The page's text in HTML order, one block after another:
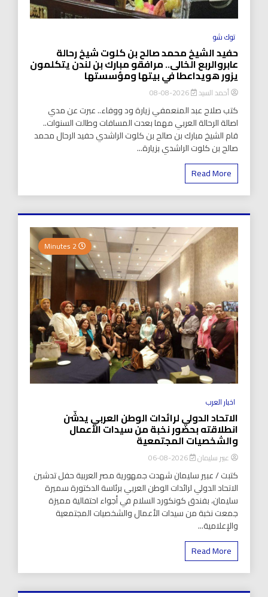
توك شو
حفيد الشيخ محمد صالح بن كلوت شيخ رحالة
عابروالربع الخالى.. مرافقو مبارك بن لندن يتكلمون
يزور هويداعطا في بيتها ومؤسستها
أحمد السيد 2026-08-08
كتب صلاح عبد المنعمفي زيارة ود ووفاء.. عبرت عن مدي
اصالة الرحالة العربي مهما بعدت المسافات وطالت السنوات..
قام الشيخ مبارك بن صالح بن كلوت الراشدي حفيد الرحال محمد
صالح بن كلوت الراشدي بزيارة...
Read More
اخبار العرب
الاتحاد الدولي لرائدات الوطن العربي يدشّن
انطلاقته بحضور نخبة من سيدات الأعمال
والشخصيات المجتمعية
عبير سليمان 2026-08-06
كتبت / عبير سليمان شهدت جمهورية مصر العربية حفل تدشين
الاتحاد الدولي لرائدات الوطن العربي برئاسة الدكتورة سميرة
سليمان، بفندق كونكورد السلام في أجواء احتفالية مميزة
جمعت نخبة من سيدات الأعمال والشخصيات المجتمعية
والإعلامية...
Read More